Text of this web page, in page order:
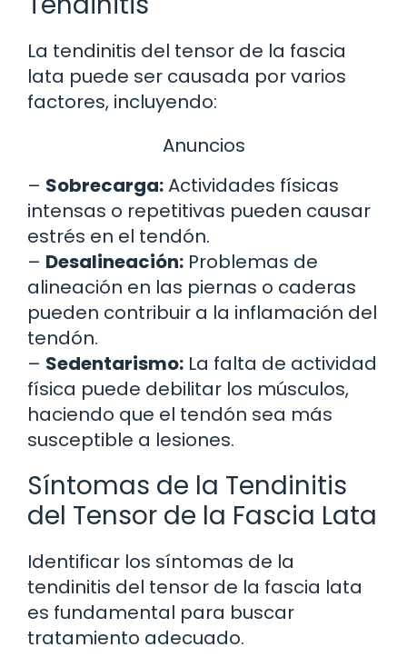
La tendinitis del tensor de la fascia
lata puede ser causada por varios
factores, incluyendo:
Anuncios
– Sobrecarga:Actividades físicas
intensas o repetitivas pueden causar
estrés en el tendón.
– Desalineación: Problemas de
alineación en las piernas o caderas
pueden contribuir a la inflamación del
tendón.
– Sedentarismo: La falta de actividad
física puede debilitar los músculos,
haciendo que el tendón sea más
susceptible a lesiones.
Síntomas de la Tendinitis
del Tensor de la Fascia Lata
Identificar los síntomas de la
tendinitis del tensor de la fascia lata
es fundamental para buscar
tratamiento adecuado.